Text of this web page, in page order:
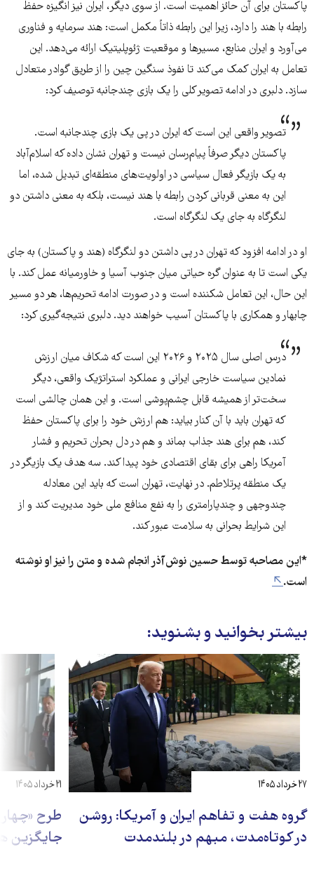
پاکستان برای آن حائز اهمیت است. از سوی دیگر، ایران نیز انگیزه حفظ
رابطه با هند را دارد، زیرا این رابطه ذاتاً مکمل است: هند سرمایه و فناوری
می‌آورد و ایران منابع، مسیرها و موقعیت ژئوپلیتیک ارائه می‌دهد. این
تعامل به ایران کمک می‌کند تا نفوذ سنگین چین را از طریق گوادر متعادل
سازد. دلبری در ادامه تصویر کلی را یک بازی چندجانبه توصیف کرد:
تصویر واقعی این است که ایران در پی یک بازی چندجانبه است.
پاکستان دیگر صرفاً پیام‌رسان نیست و تهران نشان داده که اسلام‌آباد
به یک بازیگر فعال سیاسی در اولویت‌های منطقه‌ای تبدیل شده، اما
این به معنی قربانی کردن رابطه با هند نیست، بلکه به معنی داشتن دو
لنگرگاه به جای یک لنگرگاه است.
او در ادامه افزود که تهران در پی داشتن دو لنگرگاه (هند و پاکستان) به جای
یکی است تا به عنوان گره حیاتی میان جنوب آسیا و خاورمیانه عمل کند. با
این حال، این تعامل شکننده است و در صورت ادامه تحریم‌ها، هر دو مسیر
چابهار و همکاری با پاکستان آسیب خواهند دید. دلبری نتیجه‌گیری کرد:
درس اصلی سال ۲۰۲۵ و ۲۰۲۶ این است که شکاف میان ارزش
نمادین سیاست خارجی ایرانی و عملکرد استراتژیک واقعی، دیگر
سخت‌تر از همیشه قابل چشم‌پوشی است. و این همان چالشی است
که تهران باید با آن کنار بیاید: هم ارزش خود را برای پاکستان حفظ
کند، هم برای هند جذاب بماند و هم در دل بحران تحریم و فشار
آمریکا راهی برای بقای اقتصادی خود پیدا کند. سه هدف یک بازیگر در
یک منطقه پرتلاطم. در نهایت، تهران است که باید این معادله
چندوجهی و چندپارامتری را به نفع منافع ملی خود مدیریت کند و از
این شرایط بحرانی به سلامت عبور کند.
*این مصاحبه توسط حسین نوش‌آذر انجام شده و متن را نیز او نوشته
است.
بیشتر بخوانید و بشنوید:
گروه هفت و تفاهم ایران و آمریکا: روشن
در کوتاه‌مدت، مبهم در بلندمدت
۲۷ خرداد ۱۴۰۵
طرح «چهار
جایگزین
۲۱ خرداد ۱۴۰۵